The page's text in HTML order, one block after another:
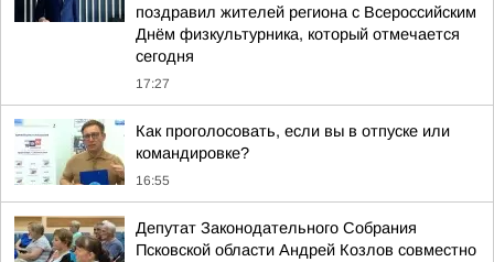
поздравил жителей региона с Всероссийским
Днём физкультурника, который отмечается
сегодня
17:27
Как проголосовать, если вы в отпуске или
командировке?
16:55
Депутат Законодательного Собрания
Псковской области Андрей Козлов совместно